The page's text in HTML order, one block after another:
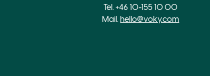
Tel. +46 10-155 10 00
Mail. hello@voky.com